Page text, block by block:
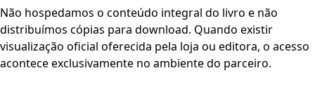
Não hospedamos o conteúdo integral do livro e não
distribuímos cópias para download. Quando existir
visualização oficial oferecida pela loja ou editora, o acesso
acontece exclusivamente no ambiente do parceiro.